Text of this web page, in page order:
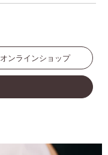
オンラインショップ